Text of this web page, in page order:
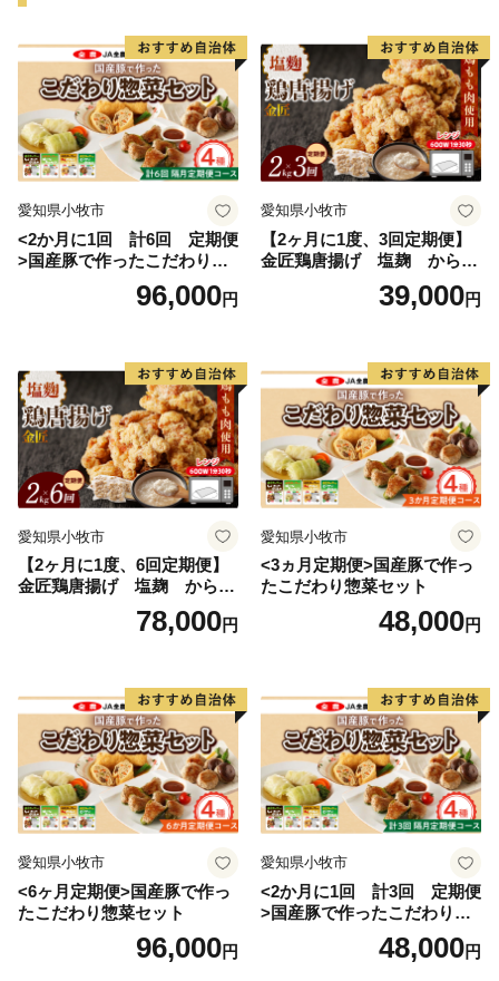
同封しております。
なお、申請後に氏名や住所変更等が生じた場合はご連絡
ください。
【ワンストップ特例申請書の送付先】
宮崎県児湯郡都農町大字川北1432-15
都農町ふるさと納税 ワンストップ受付センター 宛
※本町から送付する返信用封筒の郵便番号とは異なりま
◆お礼の品について
◇住民票が都農町にある方は、お礼の品のお届けは対象
外です。
◇お届けしたお礼の品は確実にお受取りください。長期
不在等の寄附者様事由による返品交換、キャンセルはお
受けしておりません。
◇ヤマト運輸様では、お礼の品の発送後にお届け先を変
更（転送）する場合、転送料金は贈答用の場合でもお届
け先様のご負担となりますので、ご住所にお間違いがな
なお、お届け先様が住所不明で配達ができない場合は、
送り状記載のご依頼主様に返送させていただきますの
で、予めご了承ください。
◇一部離島にはクール便でのお届けができかねる地域が
ございます。
◇万一、お礼の品に破損・汚損・不良およびご注文と異
なる場合は、必ず状態が確認できる写真などをメールに
てお送りください。
愛知県小牧市
<2か月に1回 計6回 定期便
>国産豚で作ったこだわり惣
96,000円
愛知県小牧市
【2ヶ月に1度、3回定期便】
金匠鶏唐揚げ 塩麹 からあ
39,000円
愛知県小牧市
【2ヶ月に1度、6回定期便】
金匠鶏唐揚げ 塩麹 からあ
78,000円
愛知県小牧市
<3ヵ月定期便>国産豚で作っ
たこだわり惣菜セット
48,000円
愛知県小牧市
<6ヶ月定期便>国産豚で作っ
たこだわり惣菜セット
96,000円
愛知県小牧市
<2か月に1回 計3回 定期便
>国産豚で作ったこだわり惣
48,000円